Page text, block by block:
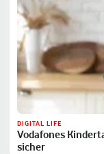
DIGITAL LIFE
Vodafones
sicher